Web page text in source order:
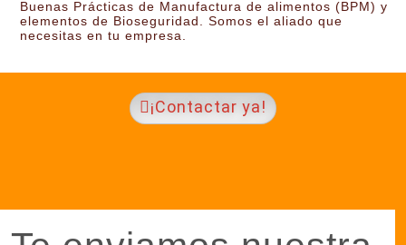
Buenas Prácticas de Manufactura de alimentos (BPM) y
elementos de Bioseguridad. Somos el aliado que
necesitas en tu empresa.
¡Contactar ya!